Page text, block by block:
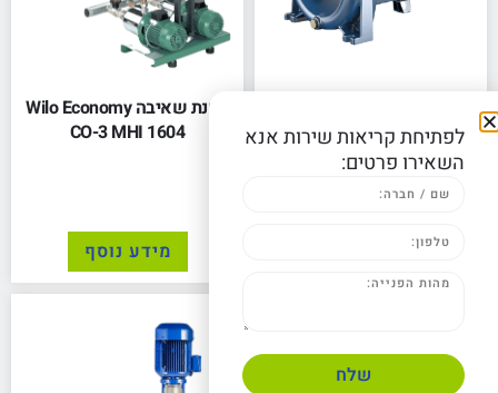
איטליה
1,130.00₪
לפני מע"מ
הוספה לסל
תחנת שאיבה Wilo Economy
CO-3 MHI 1604
מידע נוסף
לפתיחת קריאות שירות אנא
השאירו פרטים:
שלח